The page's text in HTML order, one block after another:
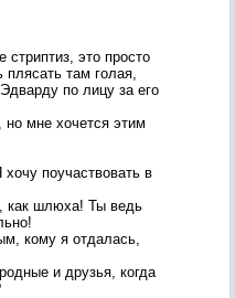
это просто
там голая,
по лицу за его
мне хочется этим
поучаствовать в
как шлюха! Ты ведь
кому я отдалась,
и друзья, когда